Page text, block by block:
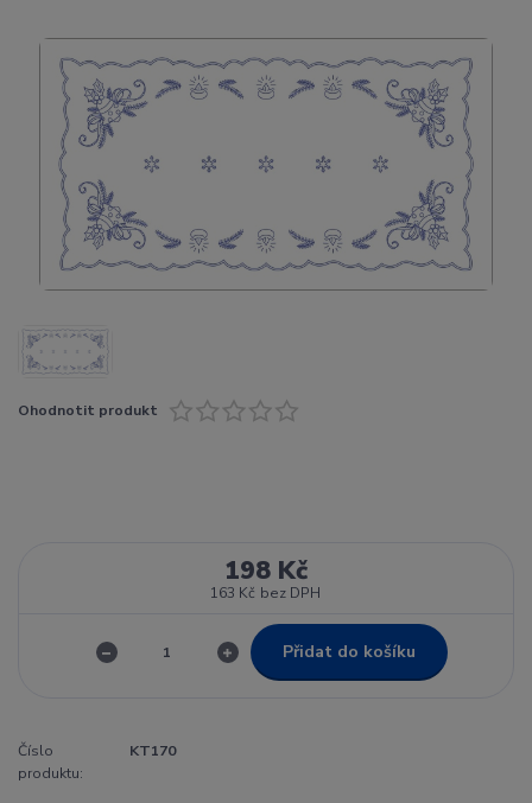
Ohodnotit produkt
198 Kč
163 Kč bez DPH
Přidat do košíku
Číslo
produktu:
KT170